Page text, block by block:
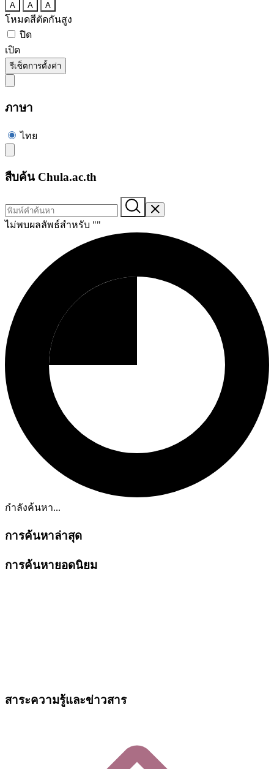
A A A
โหมดสีตัดกันสูง
ปิด
เปิด
รีเซ็ตการตั้งค่า
ภาษา
ไทย
สืบค้น Chula.ac.th
ไม่พบผลลัพธ์สำหรับ ""
กำลังค้นหา...
การค้นหาล่าสุด
การค้นหายอดนิยม
สาระความรู้และข่าวสาร